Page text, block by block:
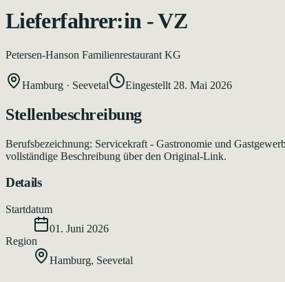
Lieferfahrer:in - VZ
Petersen-Hanson Familienrestaurant KG
Hamburg · Seevetal Eingestellt 28. Mai 2026
Stellenbeschreibung
Berufsbezeichnung: Servicekraft - Gastronomie und
vollständige Beschreibung über den Original-Link.
Details
Startdatum
01. Juni 2026
Region
Hamburg, Seevetal